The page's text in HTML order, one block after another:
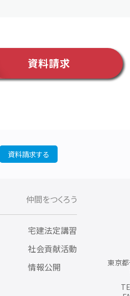
資料請求
資料請求する
仲間をつくろう
宅建法定講習
社会貢献活動
情報公開
東京